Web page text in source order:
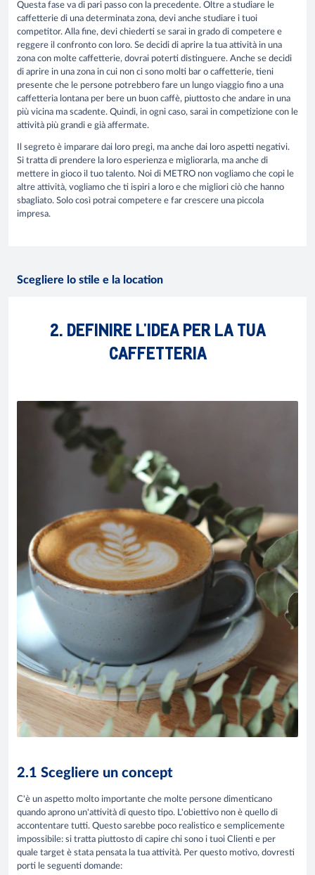
Questa fase va di pari passo con la precedente. Oltre a studiare le
caffetterie di una determinata zona, devi anche studiare i tuoi
competitor. Alla fine, devi chiederti se sarai in grado di competere e
reggere il confronto con loro. Se decidi di aprire la tua attività in una
zona con molte caffetterie, dovrai poterti distinguere. Anche se decidi
di aprire in una zona in cui non ci sono molti bar o caffetterie, tieni
presente che le persone potrebbero fare un lungo viaggio fino a una
caffetteria lontana per bere un buon caffè, piuttosto che andare in una
più vicina ma scadente. Quindi, in ogni caso, sarai in competizione con le
attività più grandi e già affermate.
Il segreto è imparare dai loro pregi, ma anche dai loro aspetti negativi.
Si tratta di prendere la loro esperienza e migliorarla, ma anche di
mettere in gioco il tuo talento. Noi di METRO non vogliamo che copi le
altre attività, vogliamo che ti ispiri a loro e che migliori ciò che hanno
sbagliato. Solo così potrai competere e far crescere una piccola
impresa.
Scegliere lo stile e la location
2. DEFINIRE L'IDEA PER LA TUA
CAFFETTERIA
2.1 Scegliere un concept
C'è un aspetto molto importante che molte persone dimenticano
quando aprono un'attività di questo tipo. L'obiettivo non è quello di
accontentare tutti. Questo sarebbe poco realistico e semplicemente
impossibile: si tratta piuttosto di capire chi sono i tuoi Clienti e per
quale target è stata pensata la tua attività. Per questo motivo, dovresti
porti le seguenti domande: